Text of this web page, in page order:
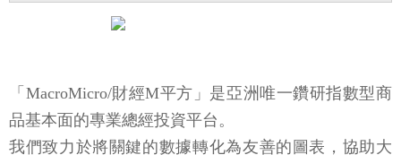
「MacroMicro/財經M平方」是亞洲唯一鑽研指數型商
品基本面的專業總經投資平台。
我們致力於將關鍵的數據轉化為友善的圖表，協助大